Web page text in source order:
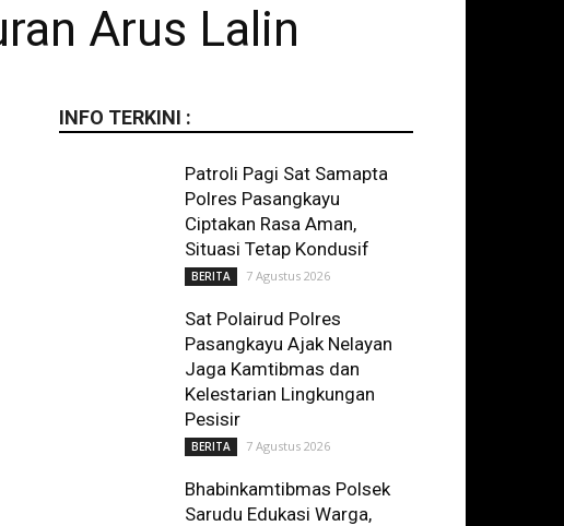
Arus Lalin
INFO TERKINI :
Patroli Pagi Sat Samapta
Polres Pasangkayu
Ciptakan Rasa Aman,
Situasi Tetap Kondusif
BERITA 7 Agustus 2026
Sat Polairud Polres
Pasangkayu Ajak Nelayan
Jaga Kamtibmas dan
Kelestarian Lingkungan
Pesisir
BERITA 7 Agustus 2026
Bhabinkamtibmas Polsek
Sarudu Edukasi Warga,